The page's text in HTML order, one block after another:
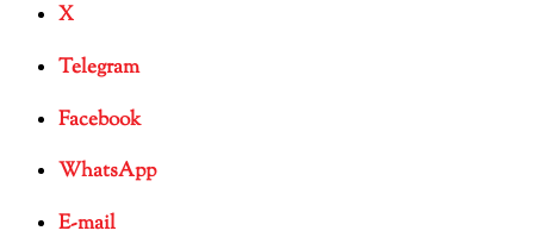
X
Telegram
Facebook
WhatsApp
E-mail